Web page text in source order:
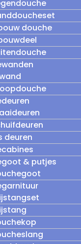
douche
deuren
& putjes